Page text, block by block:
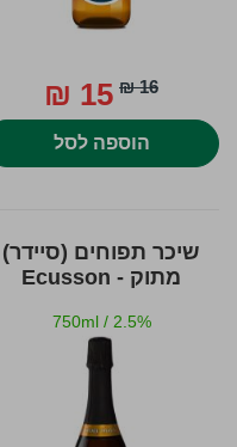
16 ₪
15 ₪
הוספה לסל
שיכר תפוחים (סיידר)
מתוק - Ecusson
750ml / 2.5%